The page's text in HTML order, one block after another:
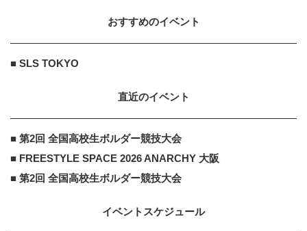
おすすめのイベント
■ SLS TOKYO
直近のイベント
■ 第2回 全国高校生ボルダー競技大会
■ FREESTYLE SPACE 2026 ANARCHY 大阪
■ 第2回 全国高校生ボルダー競技大会
イベントスケジュール